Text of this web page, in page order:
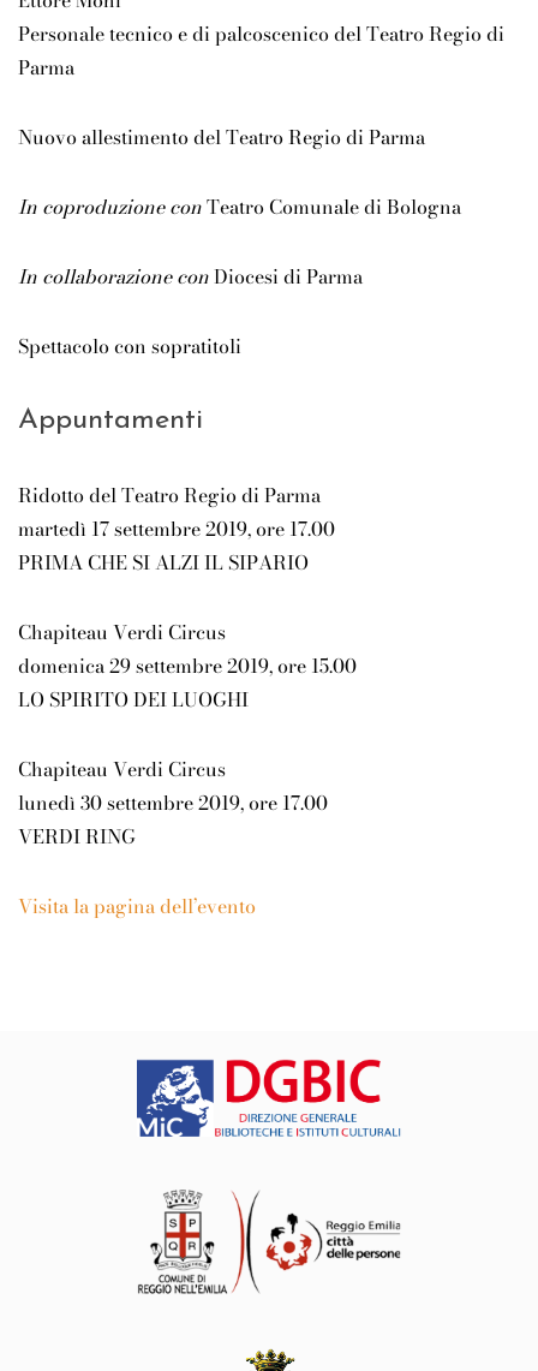
Personale tecnico e di palcoscenico del Teatro Regio di
Parma
Nuovo allestimento del Teatro Regio di Parma
In coproduzione conTeatro Comunale di Bologna
In collaborazione conDiocesi di Parma
Spettacolo con sopratitoli
Appuntamenti
Ridotto del Teatro Regio di Parma
martedì 17 settembre 2019, ore 17.00
PRIMA CHE SI ALZI IL SIPARIO
Chapiteau Verdi Circus
domenica 29 settembre 2019, ore 15.00
LO SPIRITO DEI LUOGHI
Chapiteau Verdi Circus
lunedì 30 settembre 2019, ore 17.00
VERDI RING
Visita la pagina dell’evento